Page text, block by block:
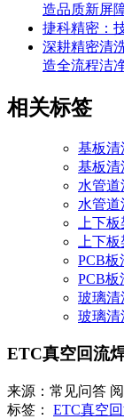
造品质新屏
捷科精密：
深耕精密清
造全流程洁
相关标签
基板清
基板清
水管
水管道
上下
上下
PCB板
PCB板
玻璃清
玻璃清
ETC真空回流
来源：常见问答
标签： ETC真空